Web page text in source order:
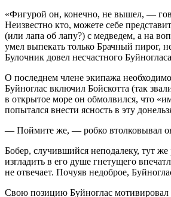
«Фигурой он, конечно, не вышел, —
Неизвестно кто, можете себе
(или лапа об лапу?) с медведем, а на
умел выпекать только Брачный пирог,
Булочник довел несчастного
О последнем члене экипажа
Буйноглас включил Бойскотта (так
в открытое море он обмолвился, что
попытался внести ясность в эту
— Поймите же, — робко втолковывал он
Бобер, случившийся неподалеку, тут
изгладить в его душе гнетущего
не отвечает. Почуяв недоброе,
Свою позицию Буйноглас мотивировал